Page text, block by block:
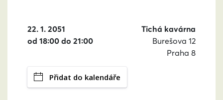
22. 1. 2051
od 18:00 do 21:00
Tichá kavárna
Burešova 12
Praha 8
Přidat do kalendáře